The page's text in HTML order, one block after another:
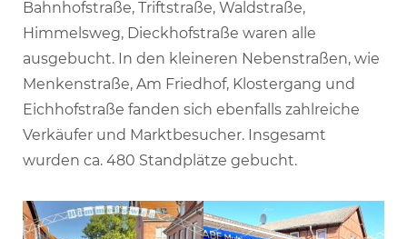
Bahnhofstraße, Triftstraße, Waldstraße,
Himmelsweg, Dieckhofstraße waren alle
ausgebucht. In den kleineren Nebenstraßen, wie
Menkenstraße, Am Friedhof, Klostergang und
Eichhofstraße fanden sich ebenfalls zahlreiche
Verkäufer und Marktbesucher. Insgesamt
wurden ca. 480 Standplätze gebucht.